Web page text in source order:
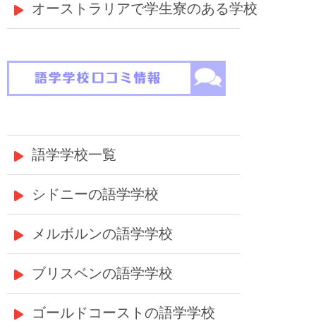
オーストラリアで学生寮のある学校
語学学校一覧
シドニーの語学学校
メルボルンの語学学校
ブリスベンの語学学校
ゴールドコーストの語学学校